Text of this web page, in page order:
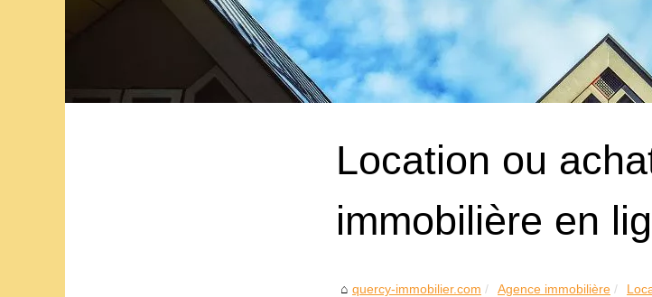
Location ou
immobilière en
quercy-immobilier.com Agence immobilière